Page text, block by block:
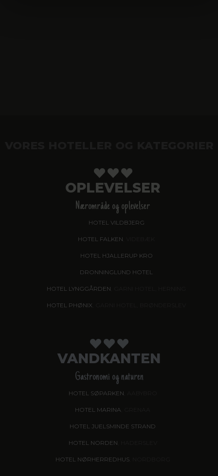
OPLEVELSER
Nærområde og oplevelser
HOTEL VILDBJERG
HOTEL FALKEN
HOTEL HJALLERUP KRO
DRONNINGLUND HOTEL
HOTEL LYNGGÅRDEN
HOTEL PHØNIX
VANDKANTEN
Gastronomi og naturen
HOTEL SØPARKEN
HOTEL MARINA
HOTEL JUELSMINDE STRAND
HOTEL NORDEN
HOTEL NØRHERREDHUS, NORDBORG